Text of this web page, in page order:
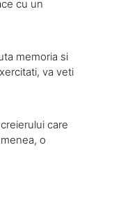
cu un
memoria si
va veti
care
o